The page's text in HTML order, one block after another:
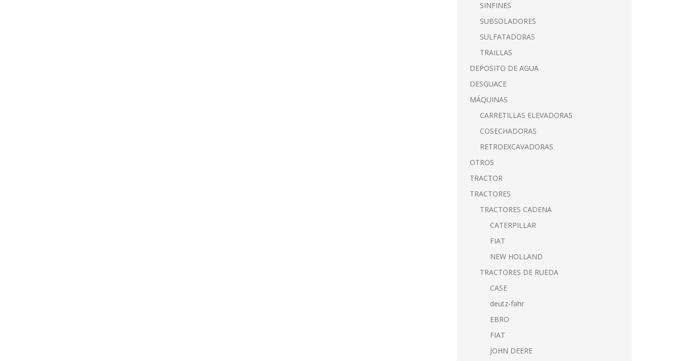
SINFINES
SUBSOLADORES
SULFATADORAS
TRAILLAS
DEPOSITO DE AGUA
DESGUACE
MÁQUINAS
CARRETILLAS ELEVADORAS
COSECHADORAS
RETROEXCAVADORAS
OTROS
TRACTOR
TRACTORES
TRACTORES CADENA
CATERPILLAR
FIAT
NEW HOLLAND
TRACTORES DE RUEDA
CASE
deutz-fahr
EBRO
FIAT
JOHN DEERE